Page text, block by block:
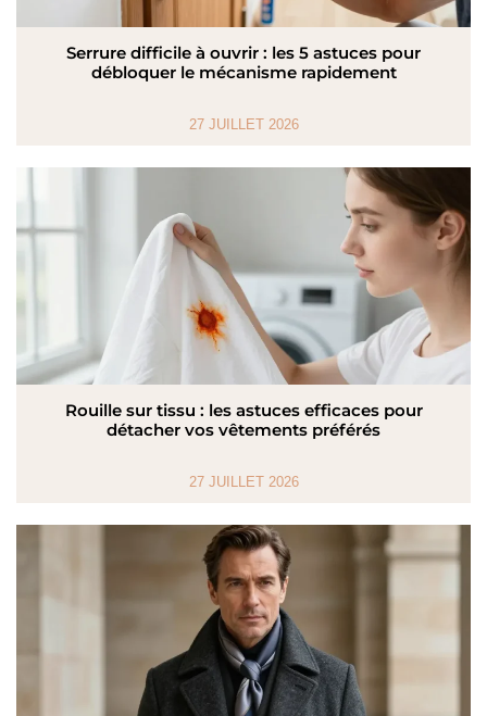
Serrure difficile à ouvrir : les 5 astuces pour
débloquer le mécanisme rapidement
27 JUILLET 2026
Rouille sur tissu : les astuces efficaces pour
détacher vos vêtements préférés
27 JUILLET 2026